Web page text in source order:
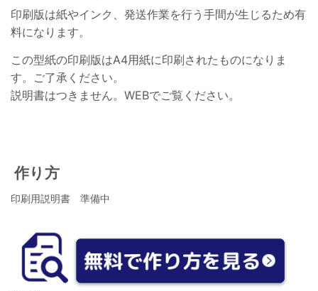
印刷版は紙やインク、発送作業を行う手間が生じるため有
料になります。
この型紙の印刷版はA4用紙に印刷されたものになりま
す。 ご了承ください。
説明書はつきません。WEBでご覧ください。
作り方
印刷用説明書 準備中